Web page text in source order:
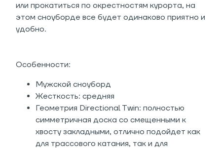
или прокатиться по окрестностям курорта, на
этом сноуборде все будет одинаково приятно и
удобно.
Особенности:
Мужской сноуборд
Жесткость: средняя
Геометрия Directional Twin: полностью
симметричная доска со смещенными к
хвосту закладными, отлично подойдет как
для трассового катания, так и для